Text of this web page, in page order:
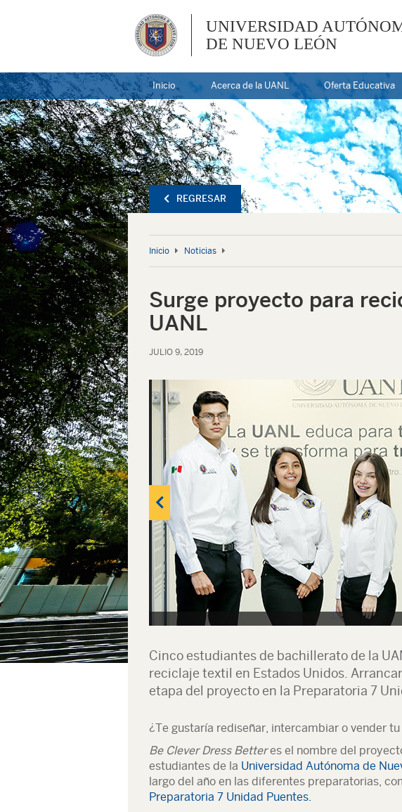
UNIVERSIDAD
DE NUEVO LEÓN
Inicio Acerca de la UANL Oferta Educativa
REGRESAR
Inicio Noticias
Surge proyecto para
UANL
JULIO 9, 2019
Cinco estudiantes de bachillerato de la
reciclaje textil en Estados Unidos.
etapa del proyecto en la Preparatoria 7
¿Te gustaría rediseñar, intercambiar o vender tu
Be Clever Dress Betteres el nombre del
estudiantes de la Universidad Autónoma de
largo del año en las diferentes preparatorias,
Preparatoria 7 Unidad Puentes.